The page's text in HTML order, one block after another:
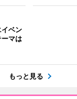
ベン
マは
もっと見る